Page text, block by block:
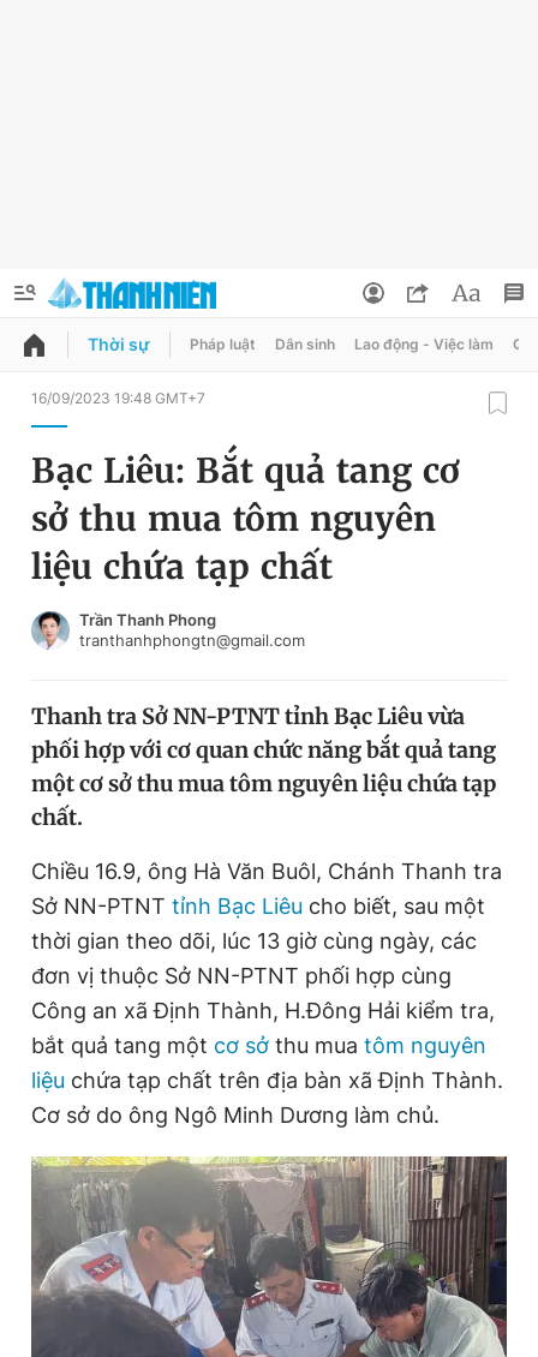
QUẢNG CÁO
Chuyên mục
Chuyên mục khác
Chào ngày mới
Video Magazine
Sản phẩm khác
Tiện ích Bạn cần biết
Thông tin tòa soạn Liên hệ quảng cáo
Đọc Thanh Niên trên điện thoại
Theo dõi báo trên
Đổi mật khẩu
Tin đã lưu
Thời sự Pháp luật Dân sinh Lao động - Việc làm
16/09/2023 19:48 GMT+7
Bạc Liêu: Bắt quả tang cơ
sở thu mua tôm nguyên
liệu chứa tạp chất
Trần Thanh Phong
tranthanhphongtn@gmail.com
Thanh tra Sở NN-PTNT tỉnh Bạc Liêu vừa
phối hợp với cơ quan chức năng bắt quả tang
một cơ sở thu mua tôm nguyên liệu chứa tạp
chất.
Chiều 16.9, ông Hà Văn Buôl, Chánh Thanh tra
Sở NN-PTNT tỉnh Bạc Liêu cho biết, sau một
thời gian theo dõi, lúc 13 giờ cùng ngày, các
đơn vị thuộc Sở NN-PTNT phối hợp cùng
Công an xã Định Thành, H.Đông Hải kiểm tra,
bắt quả tang một cơ sở thu mua tôm nguyên
liệu chứa tạp chất trên địa bàn xã Định Thành.
Cơ sở do ông Ngô Minh Dương làm chủ.